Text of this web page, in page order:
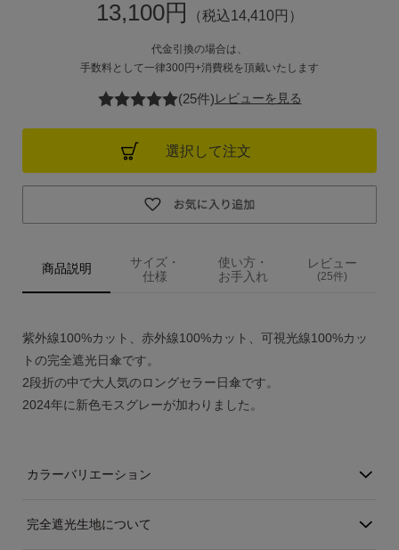
交換・返品
ギフト用ラッピング
アカウント
ログイン / 新規登録
会社概要
13,100円 （税込14,410円）
代金引換の場合は、
手数料として一律300円+消費税を頂戴いたします
(25件)レビューを見る
選択して注文
商品説明
サイズ・
仕様
使い方・
お手入れ
レビュー
(25件)
紫外線100%カット、赤外線100%カット、可視光線100%カッ
トの完全遮光日傘です。
2段折の中で大人気のロングセラー日傘です。
2024年に新色モスグレーが加わりました。
カラーバリエーション
完全遮光生地について